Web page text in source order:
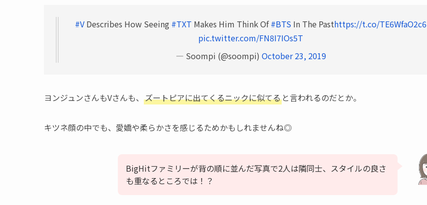
#V Describes How Seeing #TXT Makes Him Think Of#BTS In The Pasthttps://t.co/TE6WfaO2c6
pic.twitter.com/FN8I7IOs5T
— Soompi (@soompi) October 23, 2019
ヨンジュンさんもVさんも、 ズートピアに出てくるニックに似てる と言われるのだとか。
キツネ顔の中でも、愛嬌や柔らかさを感じるためかもしれませんね◎
BigHitファミリーが背の順に並んだ写真で2人は隣同士、スタイルの良さ
も重なるところでは！？